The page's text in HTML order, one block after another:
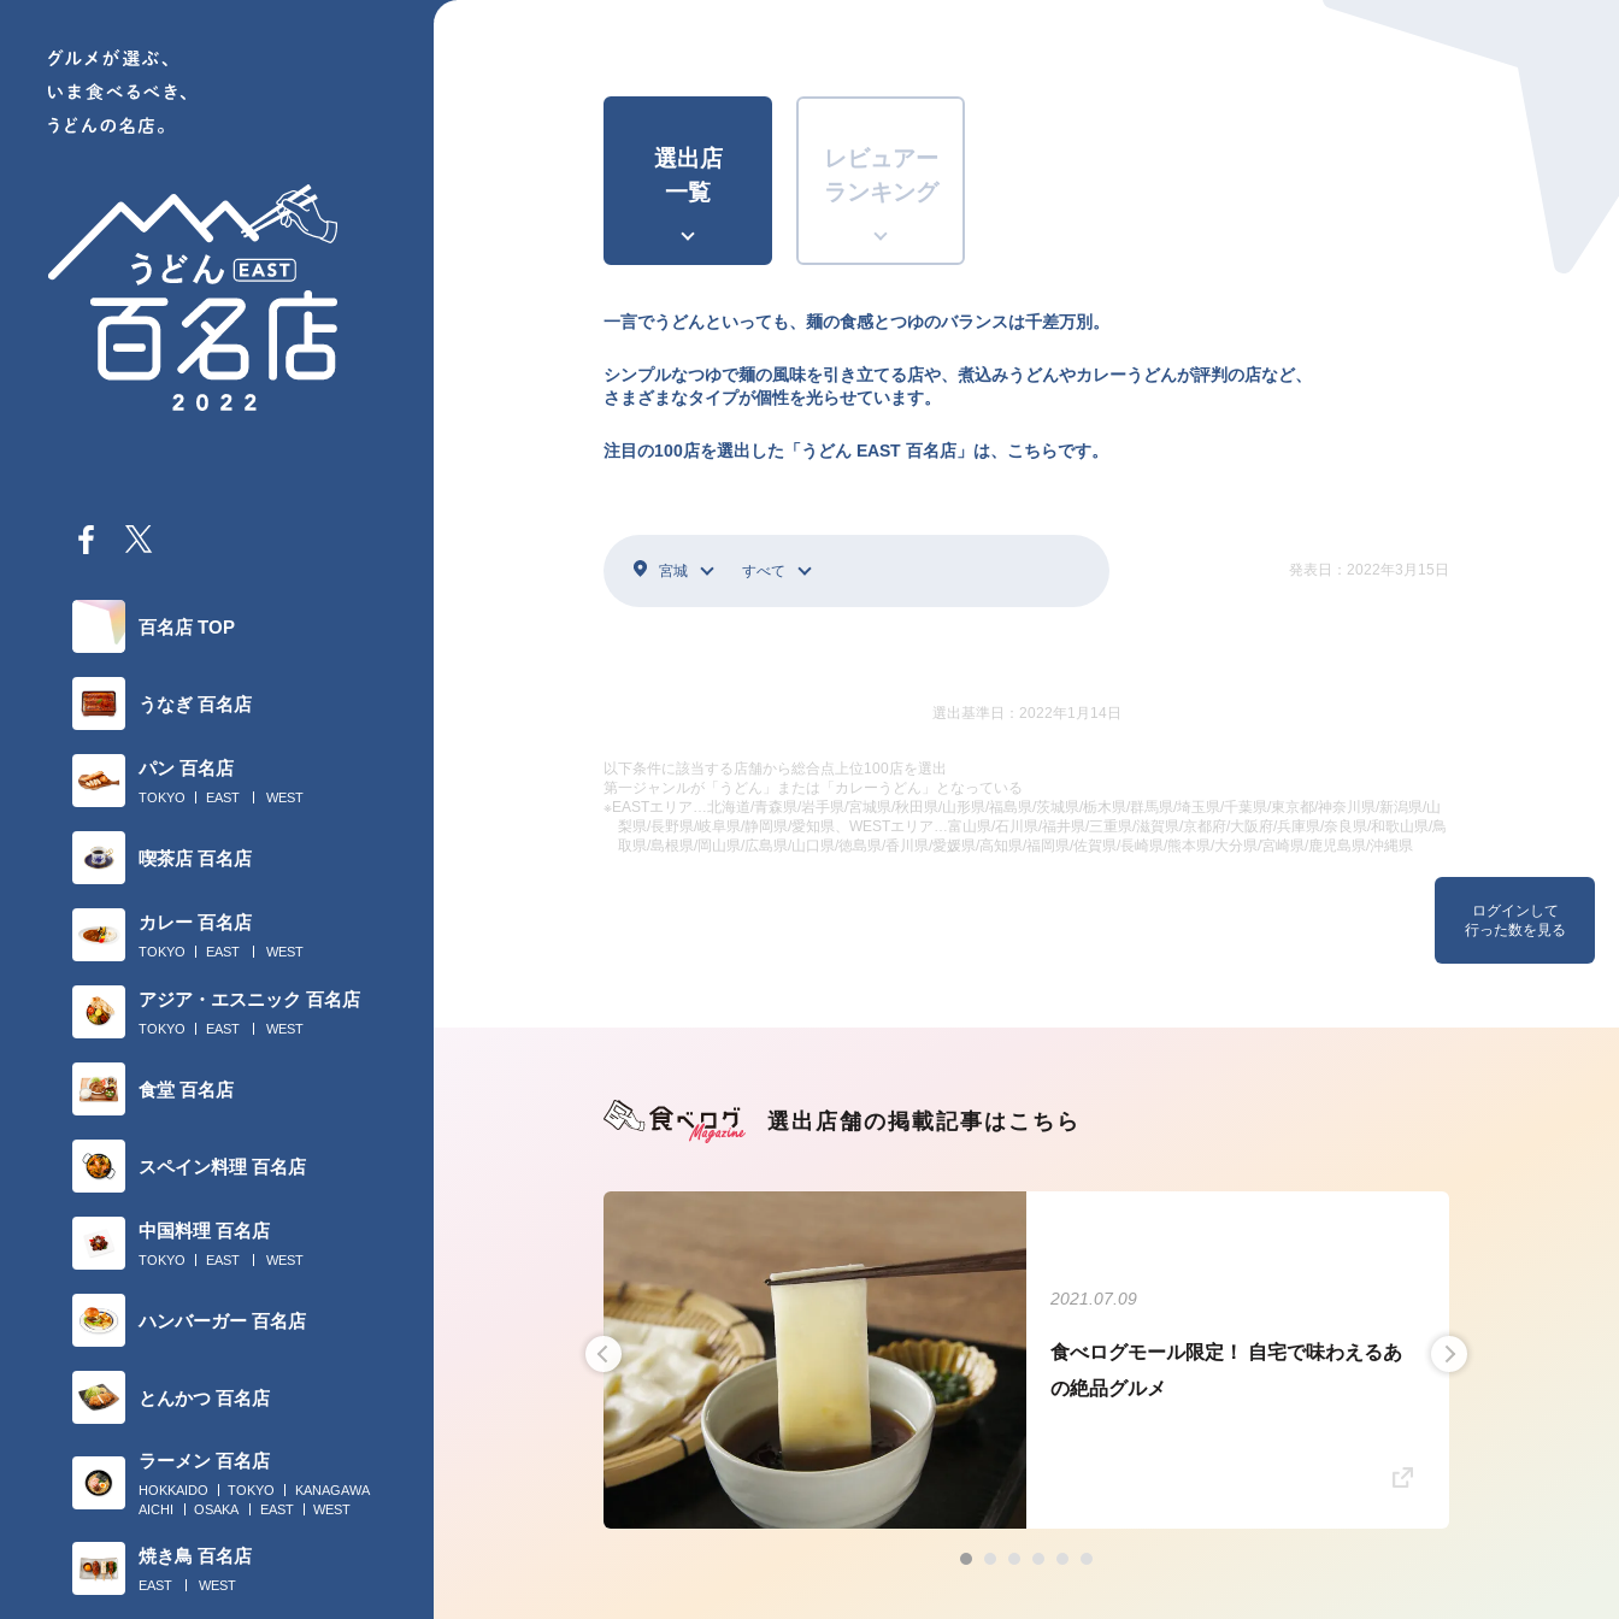
百名店 TOP
うなぎ 百名店
パン 百名店
TOKYO EAST WEST
喫茶店 百名店
カレー 百名店
TOKYO EAST WEST
アジア・エスニック 百名店
TOKYO EAST WEST
食堂 百名店
スペイン料理 百名店
中国料理 百名店
TOKYO EAST WEST
ハンバーガー 百名店
とんかつ 百名店
ラーメン 百名店
HOKKAIDO TOKYO
KANAGAWA
AICHI
OSAKA EAST WEST
焼き鳥 百名店
EAST WEST
選出店
一覧
レビュアー
ランキング
一言でうどんといっても、麺の食感とつゆのバランスは千差万別。
シンプルなつゆで麺の風味を引き立てる店や、煮込みうどんやカレーうどんが評判の店など、
さまざまなタイプが個性を光らせています。
注目の100店を選出した「うどん EAST 百名店」は、こちらです。
宮城 すべて 発表日：2022年3月15日
選出基準日：2022年1月14日
以下条件に該当する店舗から総合点上位100店を選出
第一ジャンルが「うどん」または「カレーうどん」となっている
※EASTエリア…北海道/青森県/岩手県/宮城県/秋田県/山形県/福島県/茨城県/栃木県/群馬県/埼玉県/千葉県/東京都/神奈川県/新潟県/山
梨県/長野県/岐阜県/静岡県/愛知県、WESTエリア…富山県/石川県/福井県/三重県/滋賀県/京都府/大阪府/兵庫県/奈良県/和歌山県/鳥
取県/島根県/岡山県/広島県/山口県/徳島県/香川県/愛媛県/高知県/福岡県/佐賀県/長崎県/熊本県/大分県/宮崎県/鹿児島県/沖縄県
ログインして
行った数を見る
選出店舗の掲載記事はこちら
ん”！
2021.07.09
食べログモール限定！ 自宅で味わえるあ
の絶品グルメ